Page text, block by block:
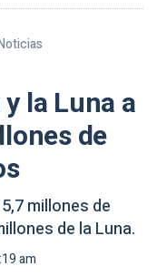
la Luna a
de
millones de
de la Luna.
am